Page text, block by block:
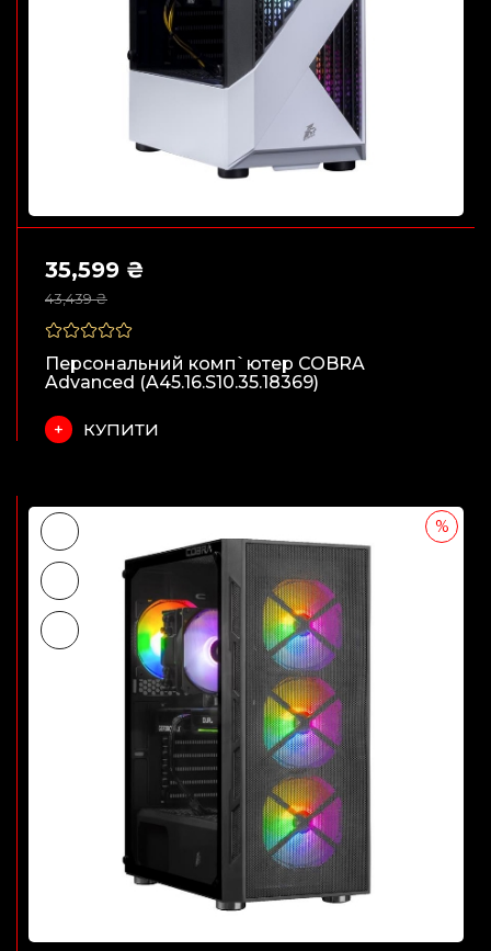
43,439 ₴
35,599 ₴
Персональний комп`ютер COBRA
Advanced (A45.16.S10.35.18369)
КУПИТИ